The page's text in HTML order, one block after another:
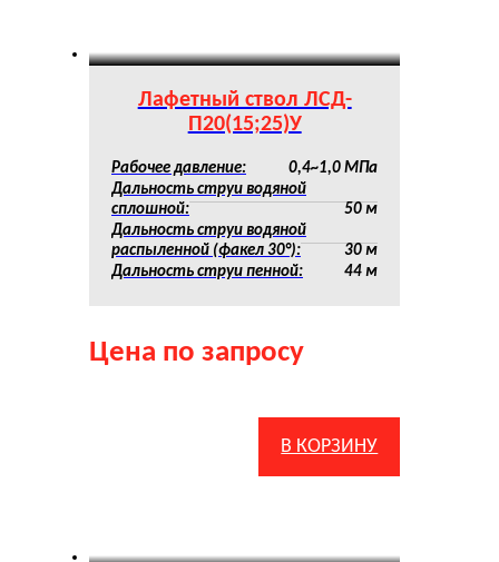
Лафетный ствол ЛСД-
П20(15;25)У
Рабочее давление:
0,4~1,0 МПа
Дальность струи водяной
сплошной:
50 м
Дальность струи водяной
распыленной (факел 30°):
30 м
Дальность струи пенной:
44 м
Цена по запросу
В КОРЗИНУ